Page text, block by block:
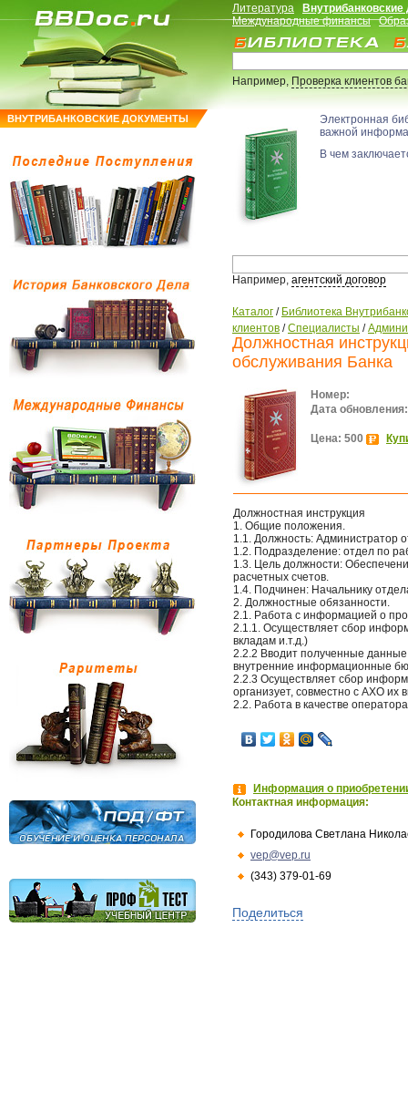
ВНУТРИБАНКОВСКИЕ ДОКУМЕНТЫ
Литература
Международные финансы
Например,Проверка клиентов
Электронная
важной
В чем
Например, агентский договор
Каталог / Библиотека
клиентов /Специалисты /
Должностная
обслуживания Банка
Номер:
Дата обновления:
Цена: 500
Должностная инструкция
1. Общие положения.
1.1. Должность: Администратор
1.2. Подразделение: отдел по
1.3. Цель должности:
расчетных счетов.
1.4. Подчинен: Начальнику
2. Должностные обязанности.
2.1. Работа с информацией о
2.1.1. Осуществляет сбор
вкладам и.т.д.)
2.2.2 Вводит полученные
внутренние информационные
2.2.3 Осуществляет сбор
организует, совместно с АХО их
2.2. Работа в качестве
Информация о
Контактная информация:
Городилова Светлана
vep@vep.ru
(343) 379-01-69
Поделиться